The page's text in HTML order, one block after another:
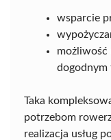
wsparcie
możliwość
dogodnym
Taka
potrzebom
realizacja usług